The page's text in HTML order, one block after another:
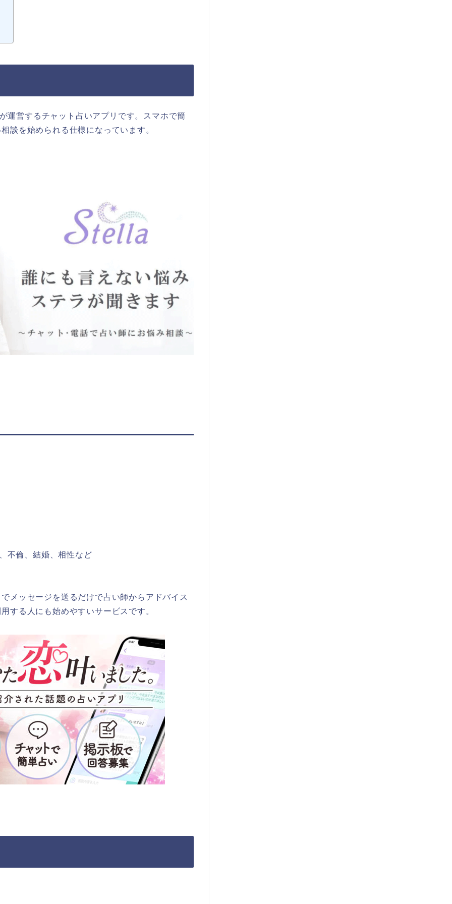
運営するチャット占いアプリです。スマホで簡
談を始められる仕様になっています。
不倫、結婚、相性など
メッセージを送るだけで占い師からアドバイス
する人にも始めやすいサービスです。